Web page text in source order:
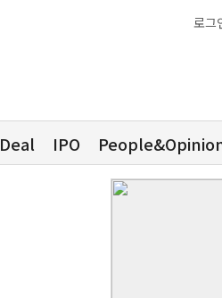
로그
Deal IPO